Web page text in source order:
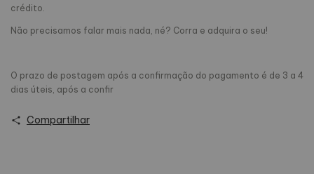
crédito.
Não precisamos falar mais nada, né? Corra e adquira o seu!
O prazo de postagem após a confirmação do pagamento é de 3 a 4
dias úteis, após a confir
Compartilhar